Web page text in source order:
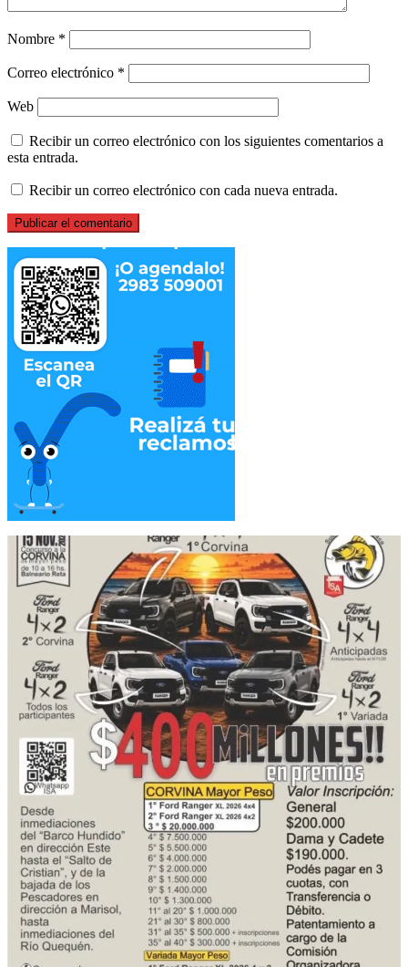
Nombre *
Correo electrónico *
Web
Recibir un correo electrónico con los siguientes comentarios a
esta entrada.
Recibir un correo electrónico con cada nueva entrada.